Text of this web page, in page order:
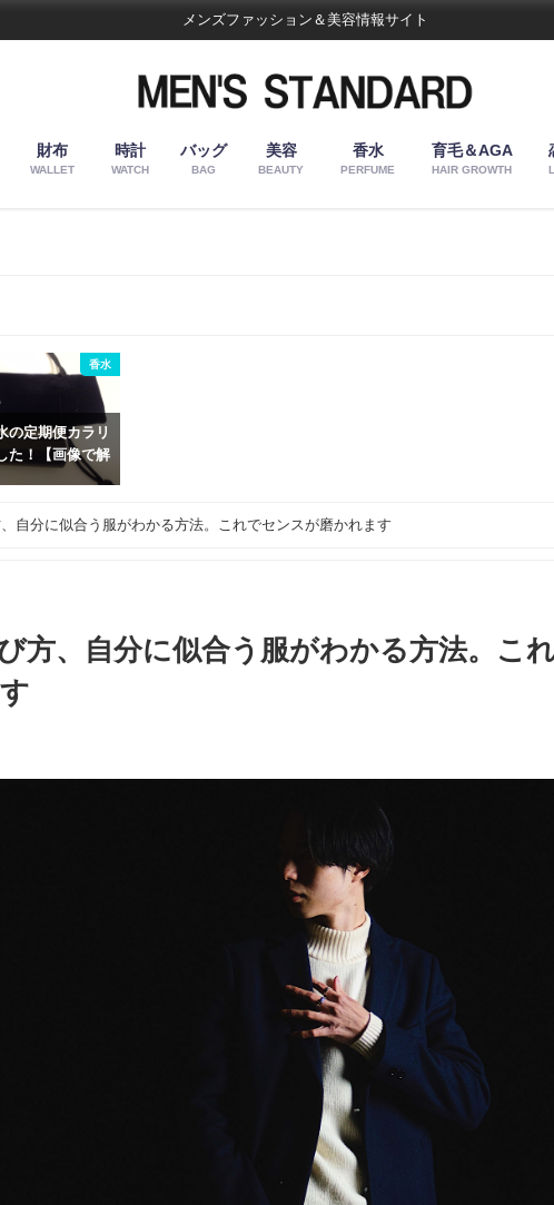
メンズファッション＆美容情報サイト
財布
WALLET
時計
WATCH
バッグ
BAG
美容
BEAUTY
香水
PERFUME
育毛＆AGA
HAIR GROWTH
香水
の定期便カラリ
た！【画像で解
、自分に似合う服がわかる方法。これでセンスが磨かれます
方、自分に似合う服がわかる方法。こ